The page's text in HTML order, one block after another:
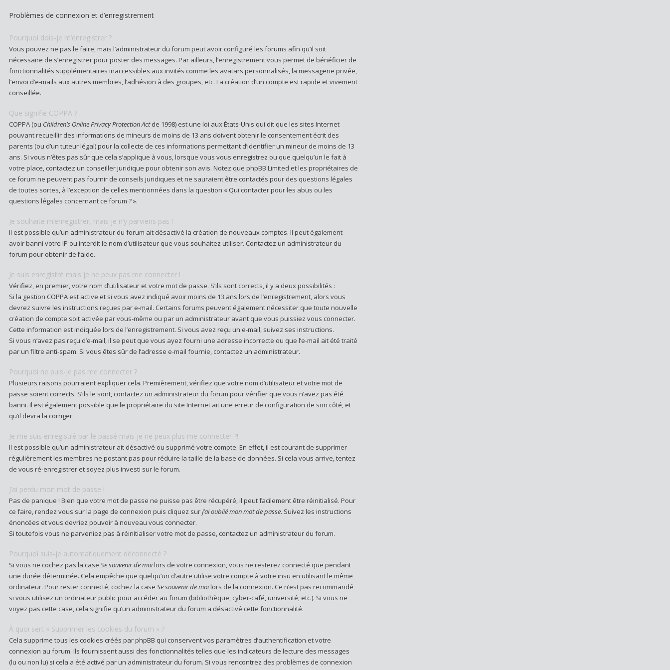
Problèmes de connexion et d’enregistrement
Pourquoi dois-je m’enregistrer ?
Vous pouvez ne pas le faire, mais l’administrateur du forum peut avoir configuré les forums afin qu’il soit
nécessaire de s’enregistrer pour poster des messages. Par ailleurs, l’enregistrement vous permet de bénéficier de
fonctionnalités supplémentaires inaccessibles aux invités comme les avatars personnalisés, la messagerie privée,
l’envoi d’e-mails aux autres membres, l’adhésion à des groupes, etc. La création d’un compte est rapide et vivement
conseillée.
Que signifie COPPA ?
COPPA (ou Children’s Online Privacy Protection Actde 1998) est une loi aux États-Unis qui dit que les sites Internet
pouvant recueillir des informations de mineurs de moins de 13 ans doivent obtenir le consentement écrit des
parents (ou d’un tuteur légal) pour la collecte de ces informations permettant d’identifier un mineur de moins de 13
ans. Si vous n’êtes pas sûr que cela s’applique à vous, lorsque vous vous enregistrez ou que quelqu’un le fait à
votre place, contactez un conseiller juridique pour obtenir son avis. Notez que phpBB Limited et les propriétaires de
ce forum ne peuvent pas fournir de conseils juridiques et ne sauraient être contactés pour des questions légales
de toutes sortes, à l’exception de celles mentionnées dans la question « Qui contacter pour les abus ou les
questions légales concernant ce forum ? ».
Je souhaite m’enregistrer, mais je n’y parviens pas !
Il est possible qu’un administrateur du forum ait désactivé la création de nouveaux comptes. Il peut également
avoir banni votre IP ou interdit le nom d’utilisateur que vous souhaitez utiliser. Contactez un administrateur du
forum pour obtenir de l’aide.
Je suis enregistré mais je ne peux pas me connecter !
Vérifiez, en premier, votre nom d’utilisateur et votre mot de passe. S’ils sont corrects, il y a deux possibilités :
Si la gestion COPPA est active et si vous avez indiqué avoir moins de 13 ans lors de l’enregistrement, alors vous
devrez suivre les instructions reçues par e-mail. Certains forums peuvent également nécessiter que toute nouvelle
création de compte soit activée par vous-même ou par un administrateur avant que vous puissiez vous connecter.
Cette information est indiquée lors de l’enregistrement. Si vous avez reçu un e-mail, suivez ses instructions.
Si vous n’avez pas reçu d’e-mail, il se peut que vous ayez fourni une adresse incorrecte ou que l’e-mail ait été traité
par un filtre anti-spam. Si vous êtes sûr de l’adresse e-mail fournie, contactez un administrateur.
Pourquoi ne puis-je pas me connecter ?
Plusieurs raisons pourraient expliquer cela. Premièrement, vérifiez que votre nom d’utilisateur et votre mot de
passe soient corrects. S’ils le sont, contactez un administrateur du forum pour vérifier que vous n’avez pas été
banni. Il est également possible que le propriétaire du site Internet ait une erreur de configuration de son côté, et
qu’il devra la corriger.
Je me suis enregistré par le passé mais je ne peux plus me connecter ?!
Il est possible qu’un administrateur ait désactivé ou supprimé votre compte. En effet, il est courant de supprimer
régulièrement les membres ne postant pas pour réduire la taille de la base de données. Si cela vous arrive, tentez
de vous ré-enregistrer et soyez plus investi sur le forum.
J’ai perdu mon mot de passe !
Pas de panique ! Bien que votre mot de passe ne puisse pas être récupéré, il peut facilement être réinitialisé. Pour
ce faire, rendez vous sur la page de connexion puis cliquez surJ’ai oublié mon mot de passe. Suivez les instructions
énoncées et vous devriez pouvoir à nouveau vous connecter.
Si toutefois vous ne parveniez pas à réinitialiser votre mot de passe, contactez un administrateur du forum.
Pourquoi suis-je automatiquement déconnecté ?
Si vous ne cochez pas la case Se souvenir de moilors de votre connexion, vous ne resterez connecté que pendant
une durée déterminée. Cela empêche que quelqu’un d’autre utilise votre compte à votre insu en utilisant le même
ordinateur. Pour rester connecté, cochez la case Se souvenir de moilors de la connexion. Ce n’est pas recommandé
si vous utilisez un ordinateur public pour accéder au forum (bibliothèque, cyber-café, université, etc.). Si vous ne
voyez pas cette case, cela signifie qu’un administrateur du forum a désactivé cette fonctionnalité.
À quoi sert « Supprimer les cookies du forum » ?
Cela supprime tous les cookies créés par phpBB qui conservent vos paramètres d’authentification et votre
connexion au forum. Ils fournissent aussi des fonctionnalités telles que les indicateurs de lecture des messages
(lu ou non lu) si cela a été activé par un administrateur du forum. Si vous rencontrez des problèmes de connexion